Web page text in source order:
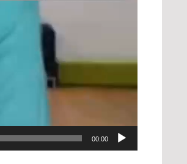
00:00